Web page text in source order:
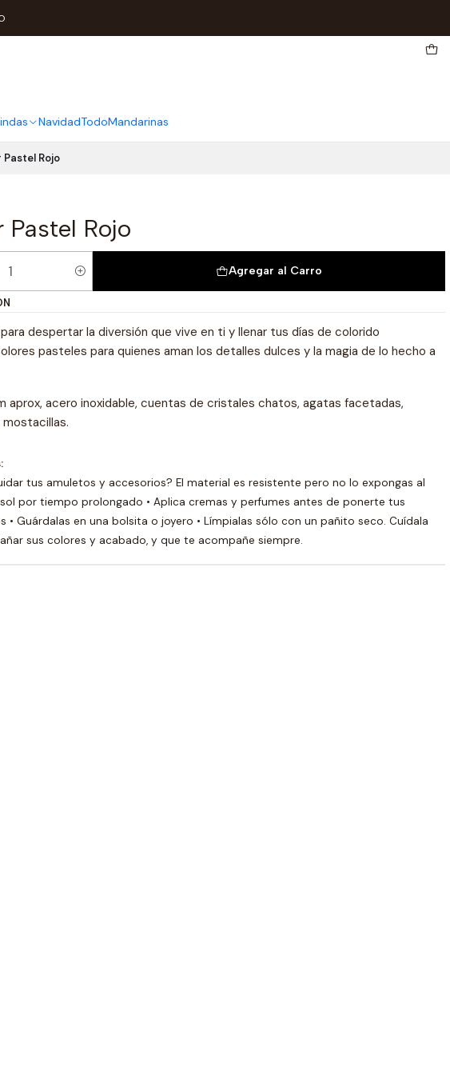
NavidadTodoMandarinas
Pastel Rojo
Pastel Rojo
Agregar al Carro
despertar la diversión que vive en ti y llenar tus días de colorido
pasteles para quienes aman los detalles dulces y la magia de lo hecho a
aprox, acero inoxidable, cuentas de cristales chatos, agatas facetadas,
tus amuletos y accesorios? El material es resistente pero no lo expongas al
por tiempo prolongado • Aplica cremas y perfumes antes de ponerte tus
• Guárdalas en una bolsita o joyero • Límpialas sólo con un pañito seco. Cuídala
sus colores y acabado, y que te acompañe siempre.